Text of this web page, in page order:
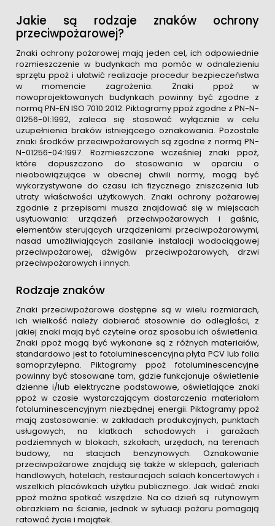
Jakie są rodzaje znaków ochrony
przeciwpożarowej?
Znaki ochrony pożarowej mają jeden cel, ich odpowiednie
rozmieszczenie w budynkach ma pomóc w odnalezieniu
sprzętu ppoż i ułatwić realizacje procedur bezpieczeństwa
w momencie zagrożenia. Znaki ppoż w
nowoprojektowanych budynkach powinny być zgodne z
normą PN-EN ISO 7010:2012. Piktogramy ppoż zgodne z PN-N-
01256-01:1992, zaleca się stosować wyłącznie w celu
uzupełnienia braków istniejącego oznakowania. Pozostałe
znaki środków przeciwpożarowych są zgodne z normą PN-
N-01256-04:1997. Rozmieszczone wcześniej znaki ppoż,
które dopuszczono do stosowania w oparciu o
nieobowiązujące w obecnej chwili normy, mogą być
wykorzystywane do czasu ich fizycznego zniszczenia lub
utraty właściwości użytkowych. Znaki ochrony pożarowej
zgodnie z przepisami musza znajdować się w miejscach
usytuowania: urządzeń przeciwpożarowych i gaśnic,
elementów sterujących urządzeniami przeciwpożarowymi,
nasad umożliwiających zasilanie instalacji wodociągowej
przeciwpożarowej, dźwigów przeciwpożarowych, drzwi
przeciwpożarowych i innych.
Rodzaje znaków
Znaki przeciwpożarowe dostępne są w wielu rozmiarach,
ich wielkość należy dobierać stosownie do odległości, z
jakiej znaki mają być czytelne oraz sposobu ich oświetlenia.
Znaki ppoż mogą być wykonane są z różnych materiałów,
standardowo jest to fotoluminescencyjna płyta PCV lub folia
samoprzylepna. Piktogramy ppoż fotoluminescencyjne
powinny być stosowane tam, gdzie funkcjonuje oświetlenie
dzienne i/lub elektryczne podstawowe, oświetlające znaki
ppoż w czasie wystarczającym dostarczenia materiałom
fotoluminescencyjnym niezbędnej energii. Piktogramy ppoż
mają zastosowanie: w zakładach produkcyjnych, punktach
usługowych, na klatkach schodowych i garażach
podziemnych w blokach, szkołach, urzędach, na terenach
budowy, na stacjach benzynowych. Oznakowanie
przeciwpożarowe znajdują się także w sklepach, galeriach
handlowych, hotelach, restauracjach salach koncertowych i
wszelkich placówkach użytku publicznego. Jak widać znaki
ppoż można spotkać wszędzie. Na co dzień są rutynowym
obrazkiem na ścianie, jednak w sytuacji pożaru pomagają
ratować życie i majątek.